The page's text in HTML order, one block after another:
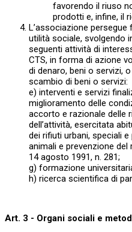
favorendo il riuso
prodotti e, infine, il
L’associazione
utilità sociale, svolgendo
seguenti attività di
CTS, in forma di azione
di denaro, beni o servizi,
scambio di beni o servizi:
e) interventi e servizi
miglioramento delle
accorto e razionale delle
dell’attività, esercitata
dei rifiuti urbani, speciali
animali e prevenzione del
14 agosto 1991, n. 281;
g) formazione
h) ricerca scientifica di
Art. 3 - Organi sociali e